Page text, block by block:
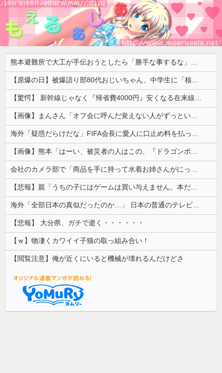
熊本避難所で大工が手伝おうとしたら「勝手な事するな」と行政側に止められた！との証言、内容があまりに胡散臭すぎた結果……
【原爆の日】被爆語り部80代おじいちゃん、中学生に「核を持たないで日本を守れますか？」「日本も原爆を持たないと負ける！」と言われ絶句 ………
【驚愕】 新幹線じゃなく『帰省費4000円』安くなる在来線で帰省した結果ｗｗｗｗｗ
【画像】まんさん「オフ会に呼んだ覚えない人がずっといたので晒すわ」（パシャ）
海外「疑惑だらけだな」FIFA会長に愛人に口止め料を払っていた疑惑（海外の反応）
【画像】熊本「はーい、被災者の人はこの、『ドラゴンボールの家』みたいな奴の中で過ごしてねー」
会社のカメラ部で「商品を手に持って水着お姉さんがにっこり」を撮影、だがお姉さんは素人アルバイトで親バレした結果……
【悲報】親「うちの子にはゲームは買い与えません。本だけで十分」→結果ｗｗｗ
海外「全部日本の真似だったのか…」 日本の普通のテレビ番組が最新SNSの数十年先を行っていたと話題に
【悲報】 大分県、ガチで逝く・・・・・・
【ｗ】物凄くカワイイ子猫の取っ組み合い！
【閲覧注意】俺が近くにいると機械が壊れるんだけどさ